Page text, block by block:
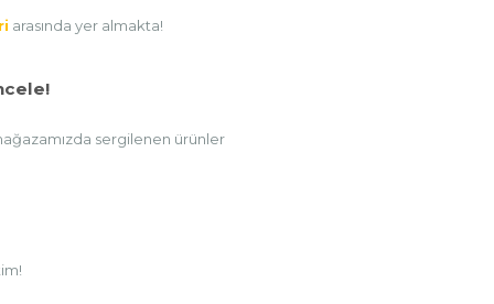
arasında yer almakta!
sergilenen ürünler